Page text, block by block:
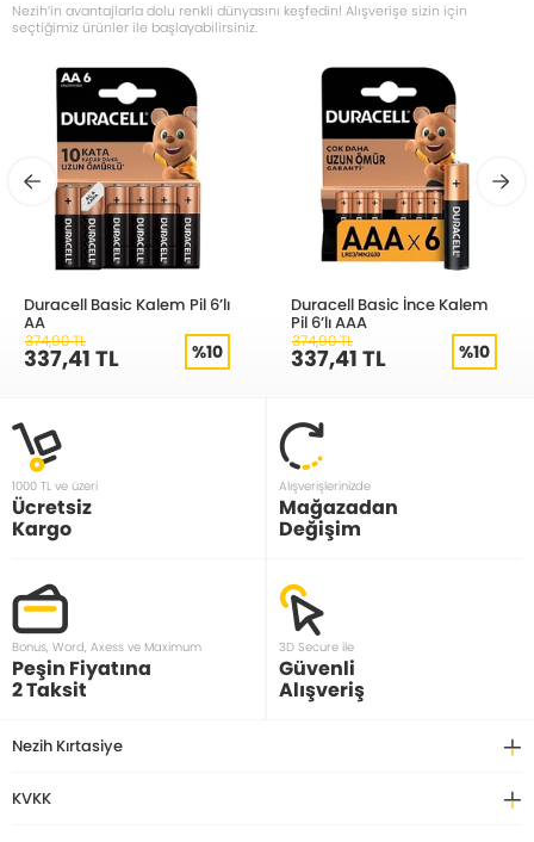
Nezih’in avantajlarla dolu renkli dünyasını keşfedin! Alışverişe sizin için
seçtiğimiz ürünler ile başlayabilirsiniz.
Duracell Basic Kalem Pil 6’lı
AA
374,90 TL
337,41 TL %10
Duracell Basic İnce Kalem
Pil 6’lı AAA
374,90 TL
337,41 TL %10
1000 TL ve üzeri
Ücretsiz
Kargo
Alışverişlerinizde
Mağazadan
Değişim
Bonus, Word, Axess ve Maximum
Peşin Fiyatına
2 Taksit
3D Secure ile
Güvenli
Alışveriş
Nezih Kırtasiye
KVKK